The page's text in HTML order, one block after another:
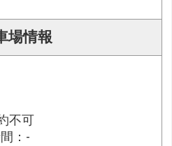
場情報
不可
：-